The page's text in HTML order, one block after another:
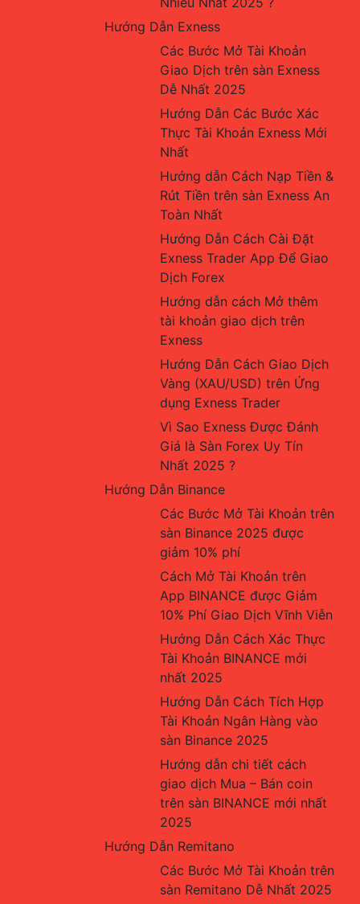
Hướng Dẫn Exness
Các Bước Mở Tài Khoản
Giao Dịch trên sàn Exness
Dễ Nhất 2025
Hướng Dẫn Các Bước Xác
Thực Tài Khoản Exness Mới
Nhất
Hướng dẫn Cách Nạp Tiền &
Rút Tiền trên sàn Exness An
Toàn Nhất
Hướng Dẫn Cách Cài Đặt
Exness Trader App Để Giao
Dịch Forex
Hướng dẫn cách Mở thêm
tài khoản giao dịch trên
Exness
Hướng Dẫn Cách Giao Dịch
Vàng (XAU/USD) trên Ứng
dụng Exness Trader
Vì Sao Exness Được Đánh
Giá là Sàn Forex Uy Tín
Nhất 2025 ?
Hướng Dẫn Binance
Các Bước Mở Tài Khoản trên
sàn Binance 2025 được
giảm 10% phí
Cách Mở Tài Khoản trên
App BINANCE được Giảm
10% Phí Giao Dịch Vĩnh Viễn
Hướng Dẫn Cách Xác Thực
Tài Khoản BINANCE mới
nhất 2025
Hướng Dẫn Cách Tích Hợp
Tài Khoản Ngân Hàng vào
sàn Binance 2025
Hướng dẫn chi tiết cách
giao dịch Mua – Bán coin
trên sàn BINANCE mới nhất
2025
Hướng Dẫn Remitano
Các Bước Mở Tài Khoản trên
sàn Remitano Dễ Nhất 2025